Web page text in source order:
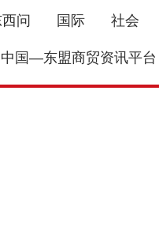
问 国际 社会
中国—东盟商贸资讯平台